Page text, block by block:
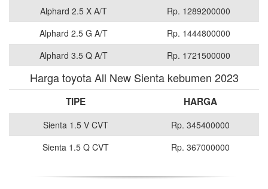
Alphard 2.5 X A/T
Rp. 1289200000
Alphard 2.5 G A/T
Rp. 1444800000
Alphard 3.5 Q A/T
Rp. 1721500000
Harga toyota All New Sienta kebumen 2023
TIPE HARGA
Sienta 1.5 V CVT
Rp. 345400000
Sienta 1.5 Q CVT
Rp. 367000000